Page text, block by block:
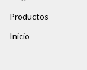
Productos
Inicio